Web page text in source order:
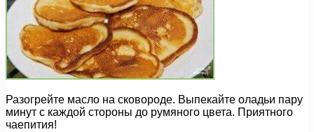
Разогрейте масло на сковороде. Выпекайте оладьи пару
минут с каждой стороны до румяного цвета. Приятного
чаепития!